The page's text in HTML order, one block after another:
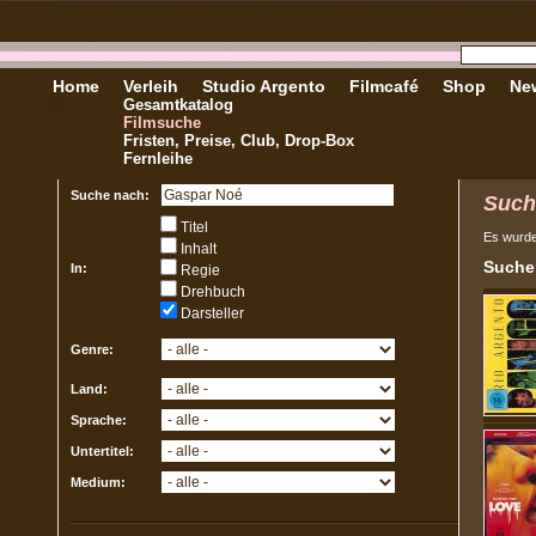
Home Verleih
Gesamtkatalog
Filmsuche
Fristen, Preise, Club, Drop-Box
Fernleihe
Studio Argento Filmcafé Shop
Suche nach:
In:
Titel
Inhalt
Regie
Drehbuch
Darsteller
Genre:
Land:
Sprache:
Untertitel:
Medium:
Es